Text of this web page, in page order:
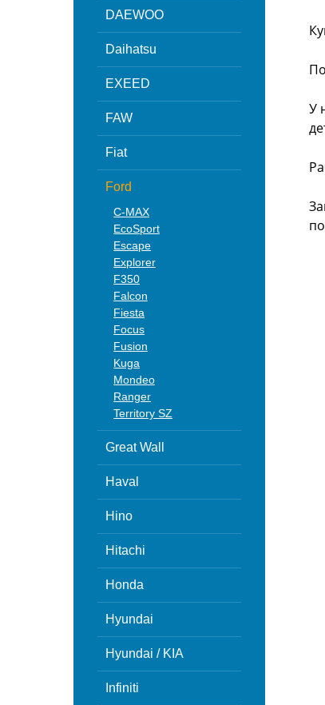
DAEWOO
Daihatsu
EXEED
FAW
Fiat
Ford
C-MAX
EcoSport
Escape
Explorer
F350
Falcon
Fiesta
Focus
Fusion
Kuga
Mondeo
Ranger
Territory SZ
Great Wall
Haval
Hino
Hitachi
Honda
Hyundai
Hyundai / KIA
Infiniti
У